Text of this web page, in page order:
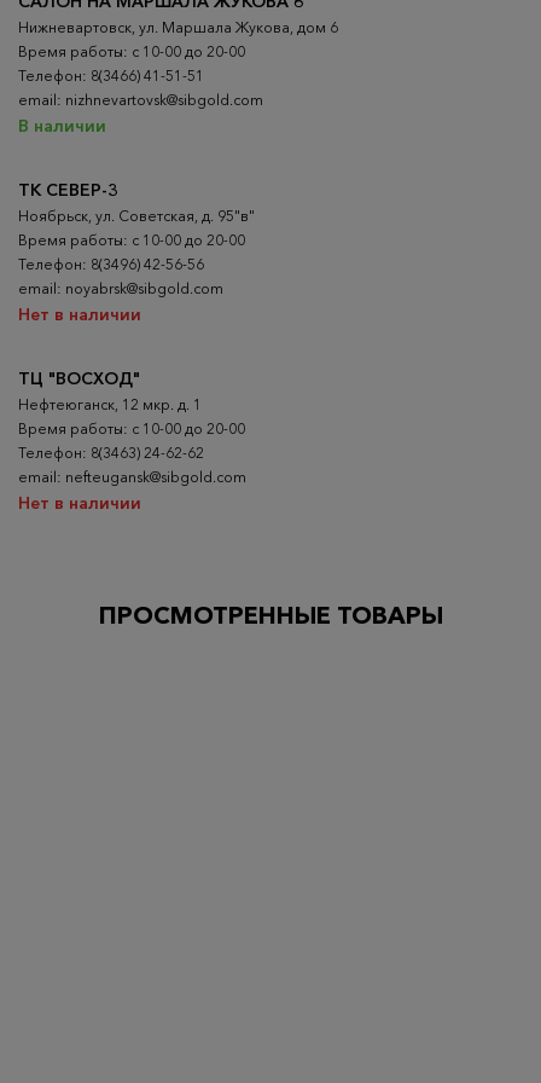
ТК СЕВЕР-3
Ноябрьск, ул. Советская, д. 95"в"
Время работы: с 10-00 до 20-00
Телефон: 8(3496) 42-56-56
email: noyabrsk@sibgold.com
Нет в наличии
ТЦ "ВОСХОД"
Нефтеюганск, 12 мкр. д. 1
Время работы: с 10-00 до 20-00
Телефон: 8(3463) 24-62-62
email: nefteugansk@sibgold.com
Нет в наличии
Нижневартовск, ул. Маршала Жукова, дом 6
Время работы: с 10-00 до 20-00
Телефон: 8(3466) 41-51-51
email: nizhnevartovsk@sibgold.com
В наличии
ПРОСМОТРЕННЫЕ ТОВАРЫ